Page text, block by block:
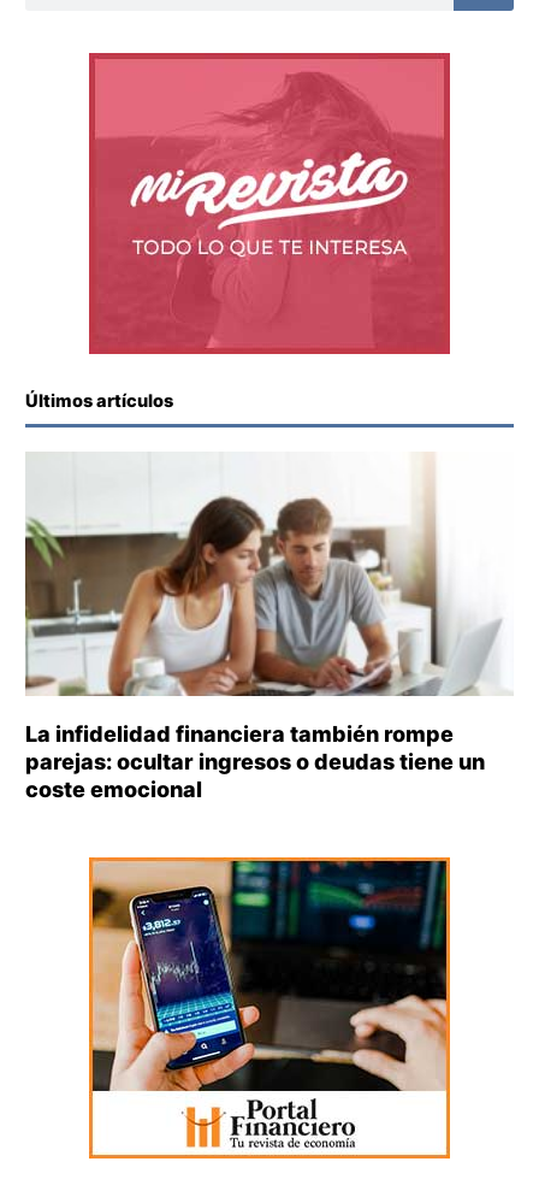
Últimos artículos
La infidelidad financiera también rompe
parejas: ocultar ingresos o deudas tiene un
coste emocional